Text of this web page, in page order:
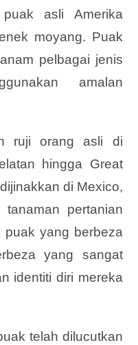
asli Amerika
moyang. Puak
pelbagai jenis
amalan
ruji orang asli di
hingga Great
di Mexico,
pertanian
puak yang berbeza
yang sangat
identiti diri mereka
telah dilucutkan